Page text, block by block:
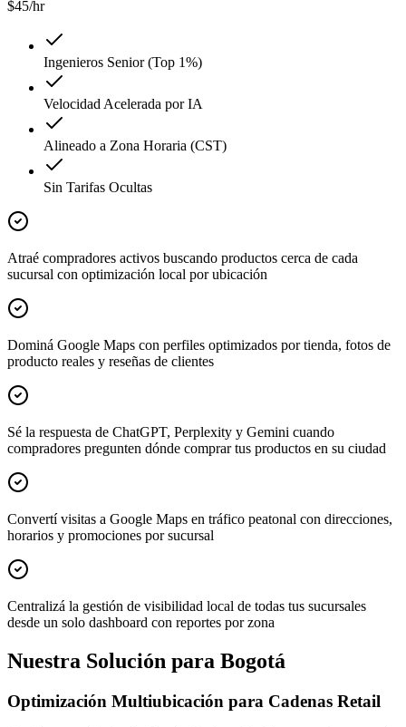
$45/hr
Ingenieros Senior (Top 1%)
Velocidad Acelerada por IA
Alineado a Zona Horaria (CST)
Sin Tarifas Ocultas
Atraé compradores activos buscando productos cerca de cada
sucursal con optimización local por ubicación
Dominá Google Maps con perfiles optimizados por tienda, fotos de
producto reales y reseñas de clientes
Sé la respuesta de ChatGPT, Perplexity y Gemini cuando
compradores pregunten dónde comprar tus productos en su ciudad
Convertí visitas a Google Maps en tráfico peatonal con direcciones,
horarios y promociones por sucursal
Centralizá la gestión de visibilidad local de todas tus sucursales
desde un solo dashboard con reportes por zona
Nuestra Solución para Bogotá
Optimización Multiubicación para Cadenas Retail